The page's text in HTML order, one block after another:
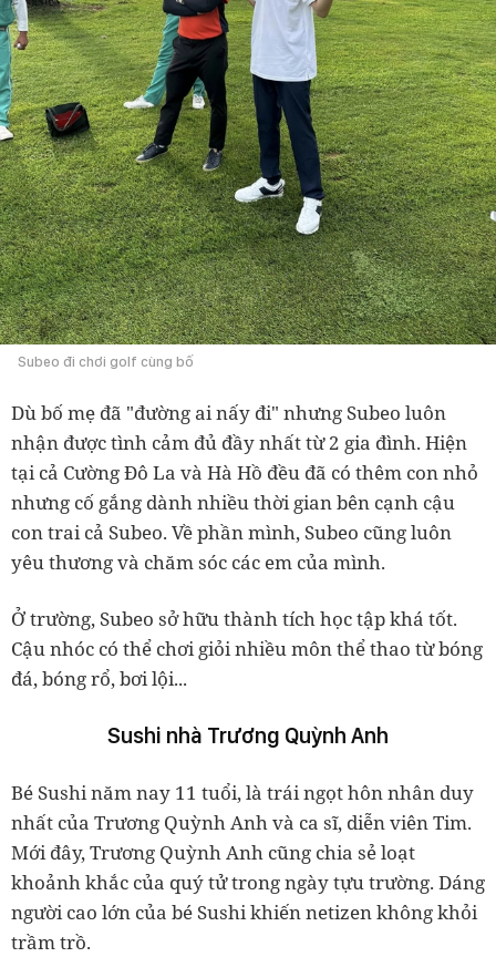
Subeo đi chơi golf cùng bố
Dù bố mẹ đã "đường ai nấy đi" nhưng Subeo luôn
nhận được tình cảm đủ đầy nhất từ 2 gia đình. Hiện
tại cả Cường Đô La và Hà Hồ đều đã có thêm con nhỏ
nhưng cố gắng dành nhiều thời gian bên cạnh cậu
con trai cả Subeo. Về phần mình, Subeo cũng luôn
yêu thương và chăm sóc các em của mình.
Ở trường, Subeo sở hữu thành tích học tập khá tốt.
Cậu nhóc có thể chơi giỏi nhiều môn thể thao từ bóng
đá, bóng rổ, bơi lội...
Sushi nhà Trương Quỳnh Anh
Bé Sushi năm nay 11 tuổi, là trái ngọt hôn nhân duy
nhất của Trương Quỳnh Anh và ca sĩ, diễn viên Tim.
Mới đây, Trương Quỳnh Anh cũng chia sẻ loạt
khoảnh khắc của quý tử trong ngày tựu trường. Dáng
người cao lớn của bé Sushi khiến netizen không khỏi
trầm trồ.